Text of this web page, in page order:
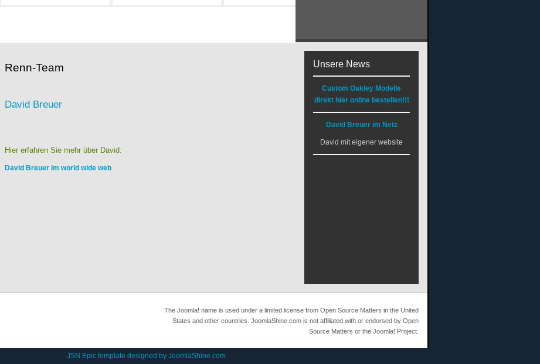
Renn-Team
David Breuer
Hier erfahren Sie mehr über David:
David Breuer im world wide web
Unsere News
Custom Oakley Modelle
direkt hier online bestellen!!!
David Breuer im Netz
David mit eigener website
The Joomla! name is used under a limited license from Open Source Matters in the United
States and other countries. JoomlaShine.com is not affiliated with or endorsed by Open
Source Matters or the Joomla! Project.
JSN Epic template designed by JoomlaShine.com